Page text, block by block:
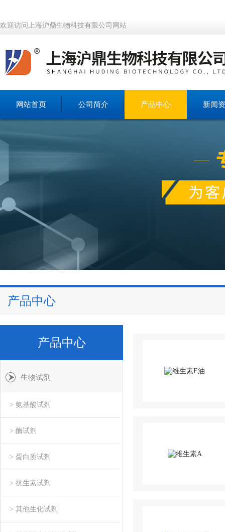
欢迎访问上海沪鼎生物科技有限公司网站
网站首页 公司简介 产品中心 新闻
产品中心
产品中心
生物试剂
> 氨基酸试剂
> 酶试剂
> 蛋白质试剂
> 抗生素试剂
> 其他生化试剂